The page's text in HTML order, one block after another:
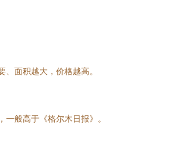
面积越大，价格越高。
般高于《格尔木日报》。